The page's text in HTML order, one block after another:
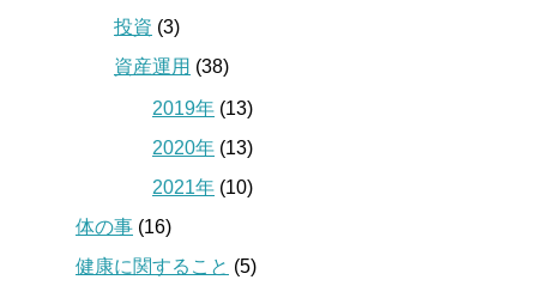
投資 (3)
資産運用 (38)
2019年 (13)
2020年 (13)
2021年 (10)
体の事 (16)
健康に関すること (5)